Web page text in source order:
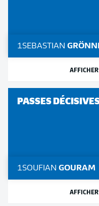
1SEBASTIAN
PASSES
1SOUFIAN GOURAM